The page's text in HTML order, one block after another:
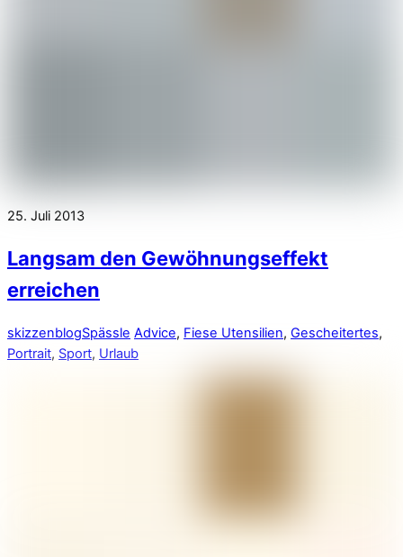
25. Juli 2013
Langsam den Gewöhnungseffekt
erreichen
skizzenblogSpässle Advice, Fiese Utensilien, Gescheitertes,
Portrait, Sport, Urlaub